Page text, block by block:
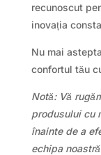
recunoscut
inovația
Nu mai
confortul tău
Notă: Vă
produsului cu
înainte de a
echipa